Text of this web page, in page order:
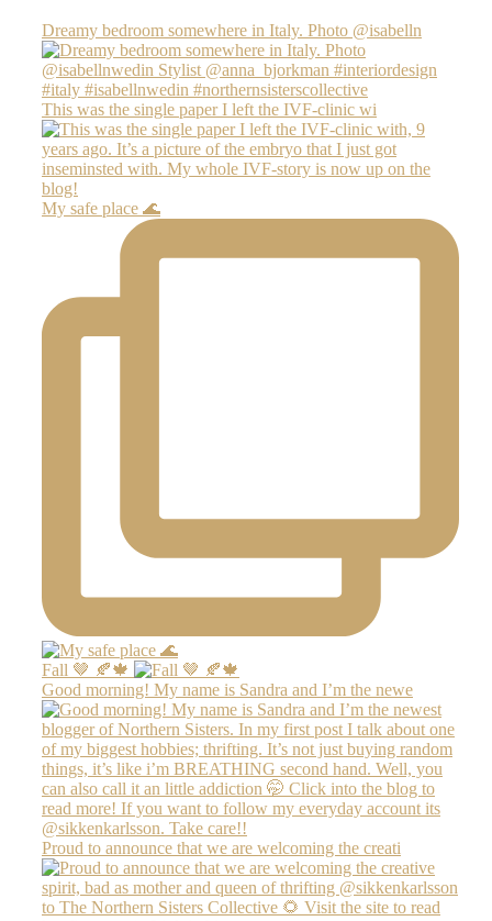
Dreamy bedroom somewhere in Italy. Photo @isabelln
This was the single paper I left the IVF-clinic wi
My safe place 🌊
Fall 🤎 🍂🍁
Good morning! My name is Sandra and I’m the newe
Proud to announce that we are welcoming the creati